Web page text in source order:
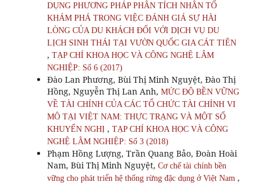
DỤNG PHƯƠNG PHÁP PHÂN TÍCH NHÂN TỐ
KHÁM PHÁ TRONG VIỆC ĐÁNH GIÁ SỰ HÀI
LÒNG CỦA DU KHÁCH ĐỐI VỚI DỊCH VỤ DU
LỊCH SINH THÁI TẠI VƯỜN QUỐC GIA CÁT TIÊN
, TẠP CHÍ KHOA HỌC VÀ CÔNG NGHỆ LÂM
NGHIỆP: Số 6 (2017)
Đào Lan Phương, Bùi Thị Minh Nguyệt, Đào Thị
Hồng, Nguyễn Thị Lan Anh, MỨC ĐỘ BỀN VỮNG
VỀ TÀI CHÍNH CỦA CÁC TỔ CHỨC TÀI CHÍNH VI
MÔ TẠI VIỆT NAM: THỰC TRẠNG VÀ MỘT SỐ
KHUYẾN NGHỊ , TẠP CHÍ KHOA HỌC VÀ CÔNG
NGHỆ LÂM NGHIỆP: Số 3 (2018)
Phạm Hồng Lượng, Trần Quang Bảo, Đoàn Hoài
Nam, Bùi Thị Minh Nguyệt, Cơ chế tài chính bền
vững cho phát triển hệ thống rừng đặc dụng ở Việt Nam ,